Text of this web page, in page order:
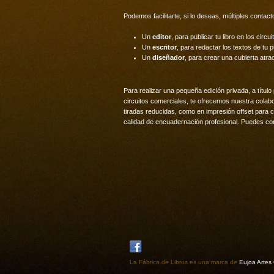
Podemos facilitarte, si lo deseas, múltiples
Un editor, para publicar tu libro en los
Un escritor, para redactar los textos de tu
Un diseñador, para crear una cubierta
Para realizar una pequeña edición privada, a
circuitos comerciales, te ofrecemos nuestra
tiradas reducidas, como en impresión offset para
calidad de encuadernación profesional. Puedes
La Fábrica de Libros es una marca de Eujoa Artes